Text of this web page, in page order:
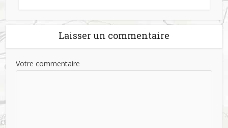
Laisser un commentaire
Votre commentaire